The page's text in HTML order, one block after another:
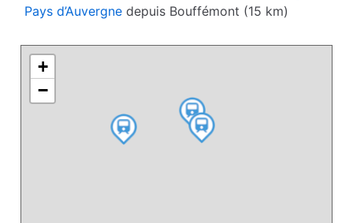
Pays d’Auvergne depuis Bouffémont (15 km)
+
−